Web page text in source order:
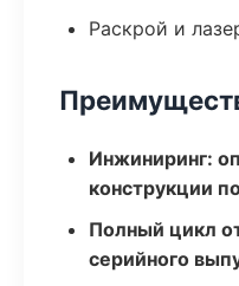
Раскрой и
Инжиниринг:
конструкции
Полный цикл
серийного